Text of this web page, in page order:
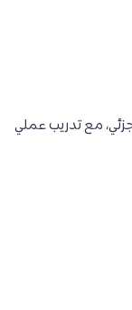
جزئي، مع تدريب عملي